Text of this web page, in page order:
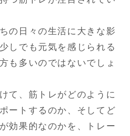
の日々の生活に大きな影
しでも元気を感じられる
も多いのではないでしょ
て、筋トレがどのように
ートするのか、そしてど
効果的なのかを、トレー